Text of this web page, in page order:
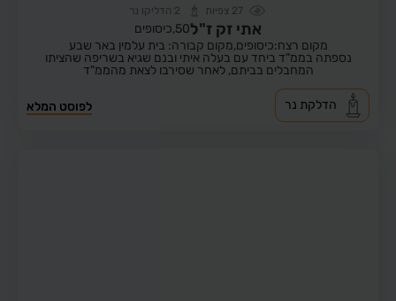
27 צפיות 2 הדליקו נר
אתי זק ז"ל50, כיסופים
מקום רצח:כיסופים,מקום קבורה: בית עלמין באר שבע
נספתה בממ"ד ביחד עם בעלה איתי ובנם שגיא בשריפה שהציתו
המחבלים בביתם, לאחר שסירבו לצאת מהממ"ד
לפוסט המלא הדלקת נר